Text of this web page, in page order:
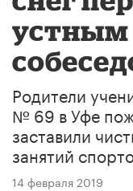
устным
Родители
№ 69 в Уфе
заставили
занятий
14 февраля 2019